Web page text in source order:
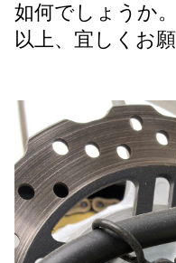
如何でしょうか。
以上、宜しくお